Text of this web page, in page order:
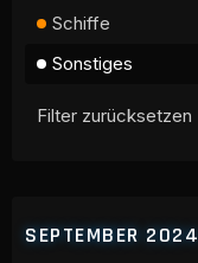
Schiffe
Sonstiges
Filter zurücksetzen
SEPTEMBER 2024